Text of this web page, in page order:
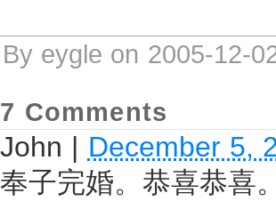
By eygle on 2005-12-
7 Comments
John | December 5,
奉子完婚。恭喜恭喜。